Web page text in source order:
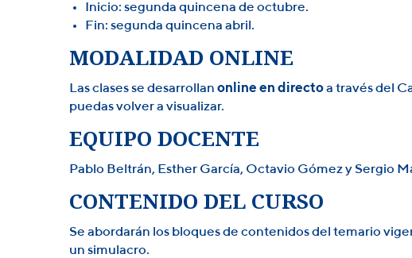
Inicio: segunda quincena de octubre.
Fin: segunda quincena abril.
MODALIDAD ONLINE
Las clases se desarrollan online en directoa través del
puedas volver a visualizar.
EQUIPO DOCENTE
Pablo Beltrán, Esther García, Octavio Gómez y Sergio
CONTENIDO DEL CURSO
Se abordarán los bloques de contenidos del temario
un simulacro.